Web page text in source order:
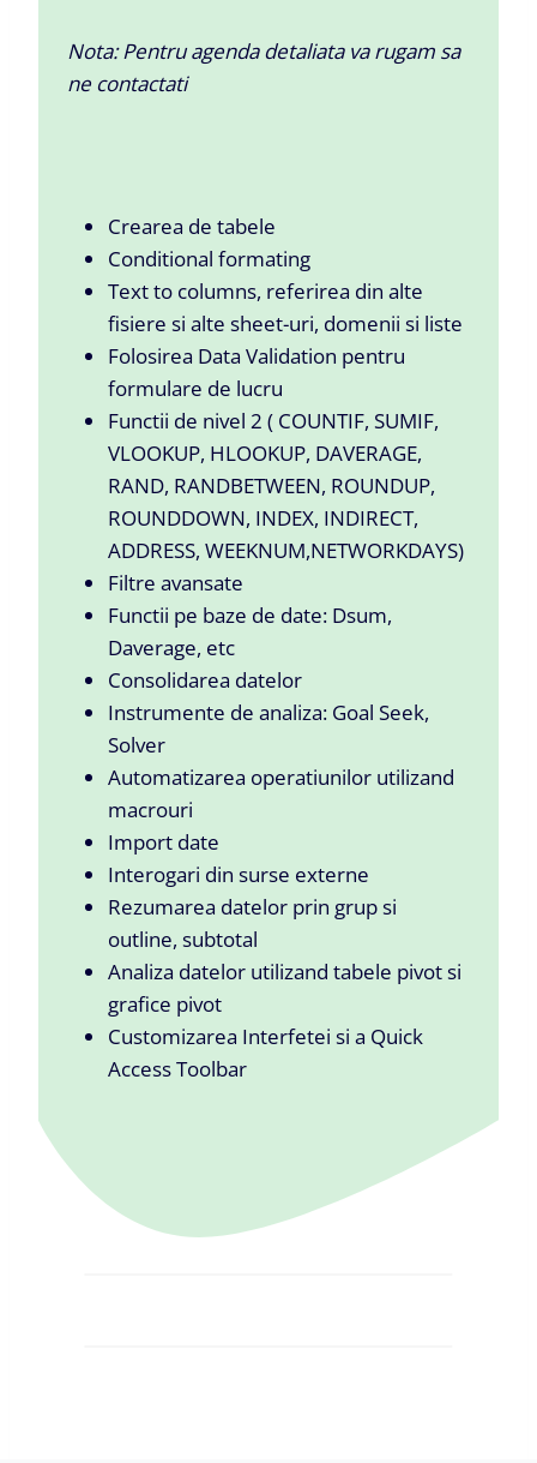
Nota: Pentru agenda detaliata va rugam sa
ne contactati
Crearea de tabele
Conditional formating
Text to columns, referirea din alte
fisiere si alte sheet-uri, domenii si liste
Folosirea Data Validation pentru
formulare de lucru
Functii de nivel 2 ( COUNTIF, SUMIF,
VLOOKUP, HLOOKUP, DAVERAGE,
RAND, RANDBETWEEN, ROUNDUP,
ROUNDDOWN, INDEX, INDIRECT,
ADDRESS, WEEKNUM,NETWORKDAYS)
Filtre avansate
Functii pe baze de date: Dsum,
Daverage, etc
Consolidarea datelor
Instrumente de analiza: Goal Seek,
Solver
Automatizarea operatiunilor utilizand
macrouri
Import date
Interogari din surse externe
Rezumarea datelor prin grup si
outline, subtotal
Analiza datelor utilizand tabele pivot si
grafice pivot
Customizarea Interfetei si a Quick
Access Toolbar